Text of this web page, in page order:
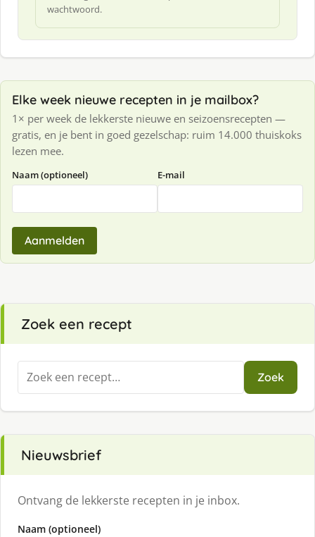
wachtwoord.
Elke week nieuwe recepten in je mailbox?
1× per week de lekkerste nieuwe en seizoensrecepten —
gratis, en je bent in goed gezelschap: ruim 14.000 thuiskoks
lezen mee.
Naam (optioneel) E-mail
Aanmelden
Zoek een recept
Zoeken
naar:
Zoek
Nieuwsbrief
Ontvang de lekkerste recepten in je inbox.
Naam (optioneel)